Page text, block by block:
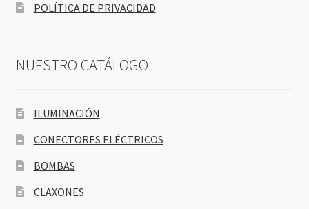
POLÍTICA DE PRIVACIDAD
NUESTRO CATÁLOGO
ILUMINACIÓN
CONECTORES ELÉCTRICOS
BOMBAS
CLAXONES